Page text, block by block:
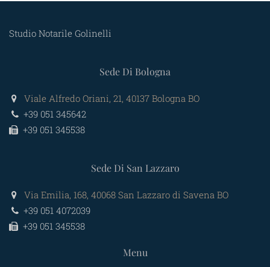
Studio Notarile Golinelli
Sede Di Bologna
Viale Alfredo Oriani, 21, 40137 Bologna BO
+39 051 345642
+39 051 345538
Sede Di San Lazzaro
Via Emilia, 168, 40068 San Lazzaro di Savena BO
+39 051 4072039
+39 051 345538
Menu